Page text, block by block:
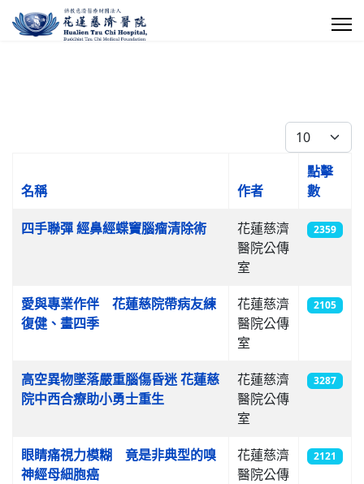
每頁顯示條數
文章列表
名稱 作者
點擊
數
四手聯彈 經鼻經蝶竇腦瘤清除術
花蓮慈濟
醫院公傳
室
2359
愛與專業作伴 花蓮慈院帶病友練
復健、畫四季
花蓮慈濟
醫院公傳
室
2105
高空異物墜落嚴重腦傷昏迷 花蓮慈
院中西合療助小勇士重生
花蓮慈濟
醫院公傳
室
3287
眼睛痛視力模糊 竟是非典型的嗅
神經母細胞癌
花蓮慈濟
醫院公傳
2121